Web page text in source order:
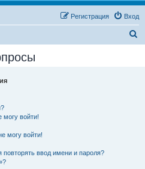
Вход
Регистрация
могу войти!
могу войти!
ввод имени и пароля?